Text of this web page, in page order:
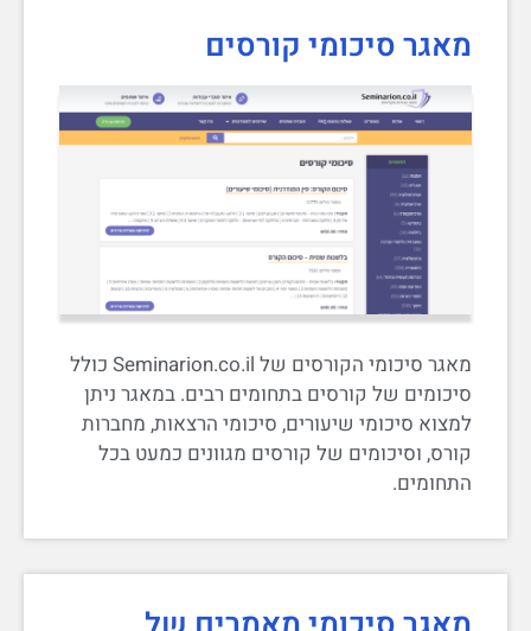
מאגר סיכומי קורסים
מאגר סיכומי הקורסים של Seminarion.co.il כולל
סיכומים של קורסים בתחומים רבים. במאגר ניתן
למצוא סיכומי שיעורים, סיכומי הרצאות, מחברות
קורס, וסיכומים של קורסים מגוונים כמעט בכל
התחומים.